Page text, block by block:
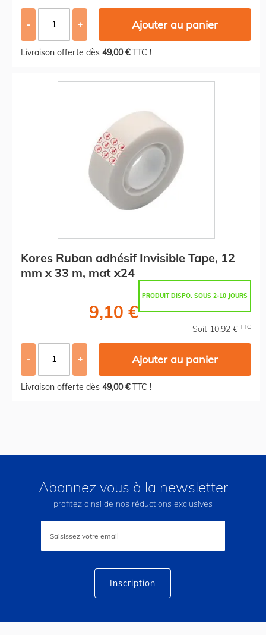
- + Ajouter au panier
Livraison offerte dès 49,00 €TTC !
Kores Ruban adhésif Invisible Tape, 12
mm x 33 m, mat x24
PRODUIT DISPO. SOUS 2-10 JOURS
9,10 €
Soit 10,92 € TTC
- + Ajouter au panier
Livraison offerte dès 49,00 €TTC !
Abonnez vous à la newsletter
profitez ainsi de nos réductions exclusives
lettre
Inscription